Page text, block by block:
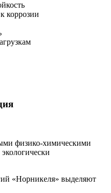
коррозии
физико-химическими
«Норникеля» выделяют